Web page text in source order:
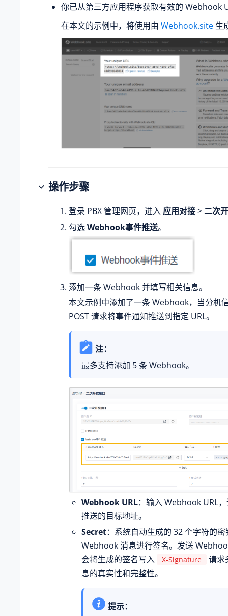
你已从第三方应用程序获取有效的 Webhook
在本文的示例中，将使用由 Webhook.site 生
操作步骤
登录 PBX 管理网页，进入 应用对接> 二次
勾选Webhook事件推送。
添加一条 Webhook 并填写相关信息。
本文示例中添加了一条 Webhook，当分机
POST 请求将事件通知推送到指定 URL。
注：
最多支持添加 5 条 Webhook。
Webhook URL：输入 Webhook URL
推送的目标地址。
Secret：系统自动生成的 32 个字符的
Webhook 消息进行签名。发送
会将生成的签名写入
X-Signature
请求
息的真实性和完整性。
提示：